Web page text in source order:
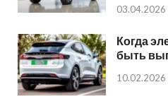
03.04.2026
Когда
быть
10.02.2026